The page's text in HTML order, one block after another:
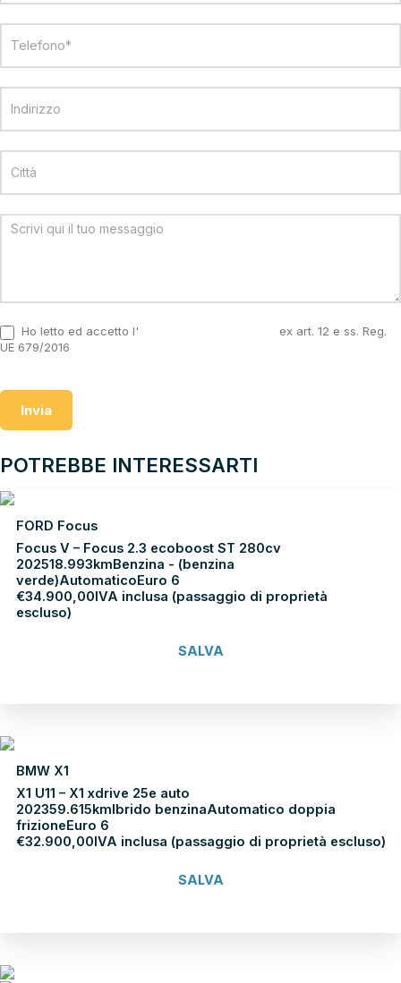
Ho letto ed accetto l'
ex art. 12 e ss. Reg.
UE 679/2016
Invia
POTREBBE INTERESSARTI
FORD Focus
Focus V – Focus 2.3 ecoboost ST 280cv
202518.993kmBenzina - (benzina
verde)AutomaticoEuro 6
€34.900,00IVA inclusa (passaggio di proprietà
escluso)
SALVA
BMW X1
X1 U11 – X1 xdrive 25e auto
202359.615kmIbrido benzinaAutomatico doppia
frizioneEuro 6
€32.900,00IVA inclusa (passaggio di proprietà escluso)
SALVA